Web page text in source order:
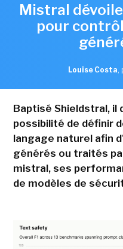
Mistral
pour
Louise Costa,
Baptisé Shieldstral, il
possibilité de définir
langage naturel afin
générés ou traités
mistral, ses
de modèles de